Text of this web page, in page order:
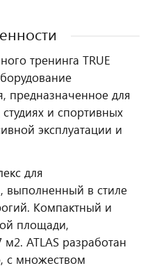
тренинга TRUE
предназначенное для
и спортивных
эксплуатации и
для
выполненный в стиле
Компактный и
площади,
ATLAS разработан
с множеством